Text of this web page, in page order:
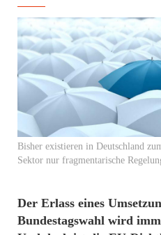
Bisher existieren in Deutschland
Sektor nur fragmentarische
Der Erlass eines
Bundestagswahl wird